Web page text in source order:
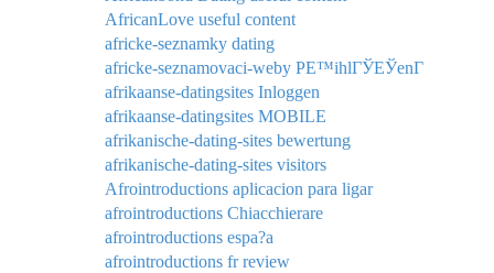
AfricanLove useful content
africke-seznamky dating
africke-seznamovaci-weby PЕ™ihlГЎЕЎenГ­
afrikaanse-datingsites Inloggen
afrikaanse-datingsites MOBILE
afrikanische-dating-sites bewertung
afrikanische-dating-sites visitors
Afrointroductions aplicacion para ligar
afrointroductions Chiacchierare
afrointroductions espa?a
afrointroductions fr review